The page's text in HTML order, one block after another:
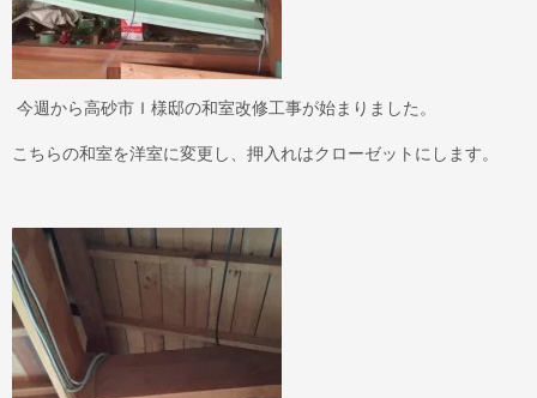
今週から高砂市Ｉ様邸の和室改修工事が始まりました。
こちらの和室を洋室に変更し、押入れはクローゼットにします。